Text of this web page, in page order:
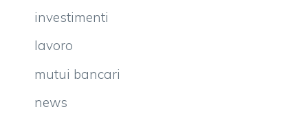
investimenti
lavoro
mutui bancari
news